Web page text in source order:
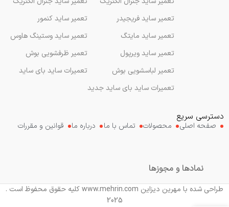
تعمیر ساید کنمور
تعمیر ساید وستینگ هاوس
تعمیر ظرفشویی بوش
تعمیرات ساید بای ساید
تعمیر ساید فریجیدر
تعمیر ساید مایتگ
تعمیر ساید ویرپول
تعمیر لباسشویی بوش
تعمیرات ساید بای ساید جدید
دسترسی سریع
صفحه اصلی محصولات تماس با ما درباره ما قوانین و مقررات
نمادها و مجوزها
طراحی شده با مهرین دیزاین www.mehrin.com کلیه حقوق محفوظ است .
2025